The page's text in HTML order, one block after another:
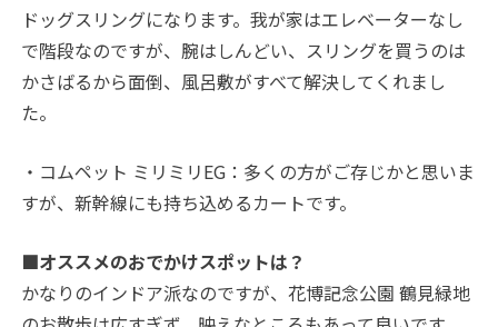
ドッグスリングになります。我が家はエレベーターなし
で階段なのですが、腕はしんどい、スリングを買うのは
かさばるから面倒、風呂敷がすべて解決してくれまし
た。
・コムペット ミリミリEG：多くの方がご存じかと思いま
すが、新幹線にも持ち込めるカートです。
■オススメのおでかけスポットは？
かなりのインドア派なのですが、花博記念公園 鶴見緑地